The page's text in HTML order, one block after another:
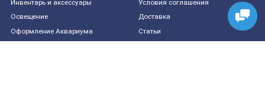
Инвентарь и аксессуары
Освещение
Оформление Аквариума
Условия соглашения
Доставка
Статьи